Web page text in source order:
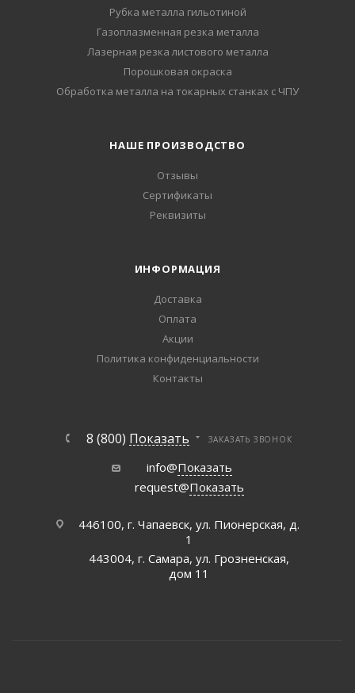
Рубка металла гильотиной
Газоплазменная резка металла
Лазерная резка листового металла
Порошковая окраска
Обработка металла на токарных станках с ЧПУ
НАШЕ ПРОИЗВОДСТВО
Отзывы
Сертификаты
Реквизиты
ИНФОРМАЦИЯ
Доставка
Оплата
Акции
Политика конфиденциальности
Контакты
8 (800) Показать ЗАКАЗАТЬ ЗВОНОК
info@Показать
request@Показать
446100, г. Чапаевск, ул. Пионерская, д.
1
443004, г. Самара, ул. Грозненская,
дом 11